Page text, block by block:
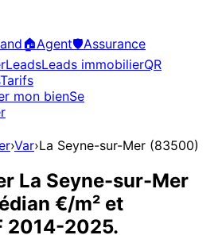
🏠Agent🛡️Assurance
LeadsLeads immobilierQR
Tarifs
mon bienSe
›Var›La Seyne-sur-Mer (83500)
La Seyne-sur-Mer
€/m² et
2014-2025.